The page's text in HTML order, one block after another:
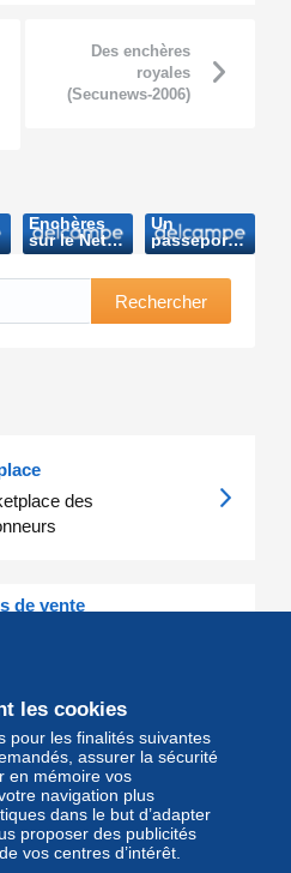
Des enchères
royales
(Secunews-2006)
Enchères
sur le Net-
De simples
intermédiaires
(60 millions
consommateurs-
Un
passeport
de
Baudouin
adjugé à
plus de
8000€
Rechercher
des
de vente
unique et décalé sur
des timbres et leurs
les cookies
pour les finalités suivantes
assurer la sécurité
en mémoire vos
navigation plus
dans le but d’adapter
proposer des publicités
vos centres d’intérêt.